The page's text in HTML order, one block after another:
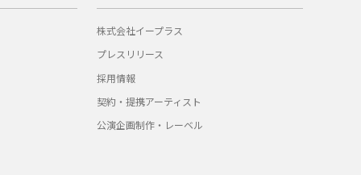
株式会社イープラス
プレスリリース
採用情報
契約・提携アーティスト
公演企画制作・レーベル